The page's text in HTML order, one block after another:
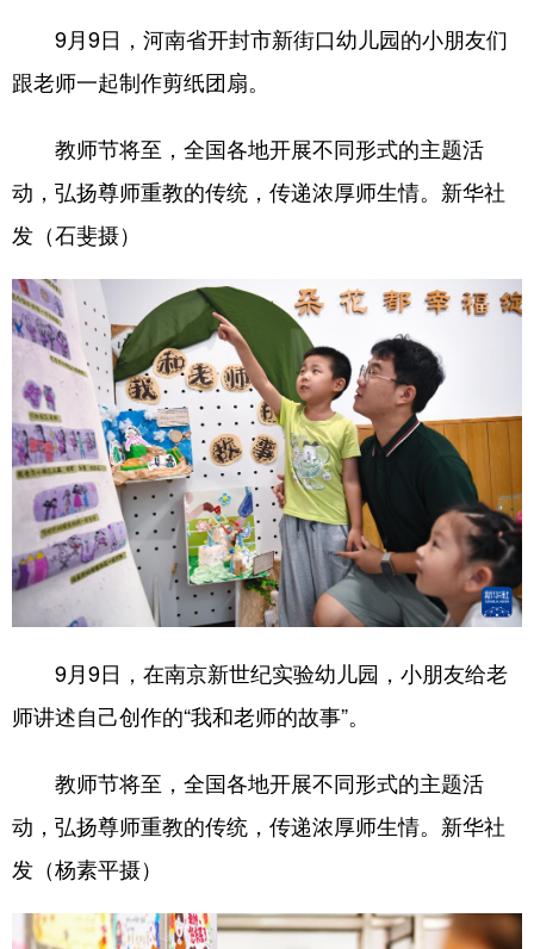
9月9日，河南省开封市新街口幼儿园的小朋友们
跟老师一起制作剪纸团扇。
教师节将至，全国各地开展不同形式的主题活
动，弘扬尊师重教的传统，传递浓厚师生情。新华社
发（石斐摄）
9月9日，在南京新世纪实验幼儿园，小朋友给老
师讲述自己创作的“我和老师的故事”。
教师节将至，全国各地开展不同形式的主题活
动，弘扬尊师重教的传统，传递浓厚师生情。新华社
发（杨素平摄）